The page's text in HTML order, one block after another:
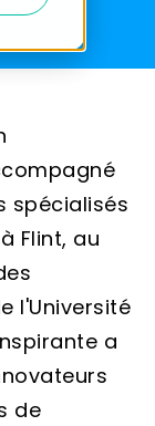
spécialisés
Flint, au
l'Université
a
de